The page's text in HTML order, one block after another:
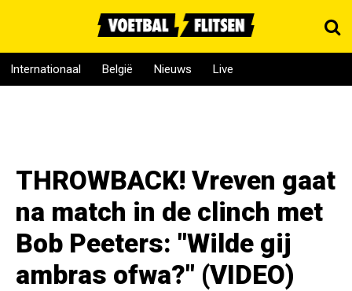
Internationaal België Nieuws Live
THROWBACK! Vreven gaat
na match in de clinch met
Bob Peeters: "Wilde gij
ambras ofwa?" (VIDEO)